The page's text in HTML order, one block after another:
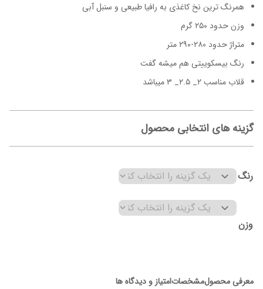
همرنگ ترین نخ کاغذی به رافیا طبیعی و سنبل آبی
وزن حدود ۲۵۰ گرم
متراژ حدود ۲۸۰-۲۹۰ متر
رنگ بیسکوییتی هم میشه گفت
قلاب مناسب ۲_ ۲.۵_ ۳ میباشد
گزینه های انتخابی محصول
رنگ
وزن
معرفی محصولمشخصاتامتیاز و دیدگاه ها